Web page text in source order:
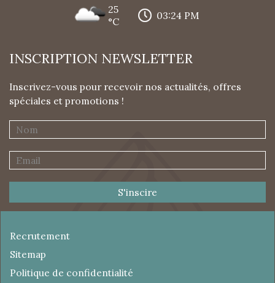
25
°C
03:24 PM
INSCRIPTION NEWSLETTER
Inscrivez-vous pour recevoir nos actualités, offres
spéciales et promotions !
S'inscire
Recrutement
Sitemap
Politique de confidentialité